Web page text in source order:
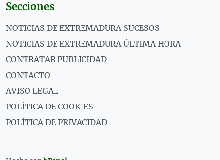
Secciones
NOTICIAS DE EXTREMADURA SUCESOS
NOTICIAS DE EXTREMADURA ÚLTIMA HORA
CONTRATAR PUBLICIDAD
CONTACTO
AVISO LEGAL
POLÍTICA DE COOKIES
POLÍTICA DE PRIVACIDAD